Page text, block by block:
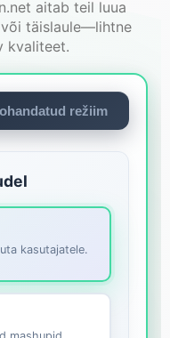
aitab teil luua
või täislaule—lihtne
kvaliteet.
režiim
kasutajatele.